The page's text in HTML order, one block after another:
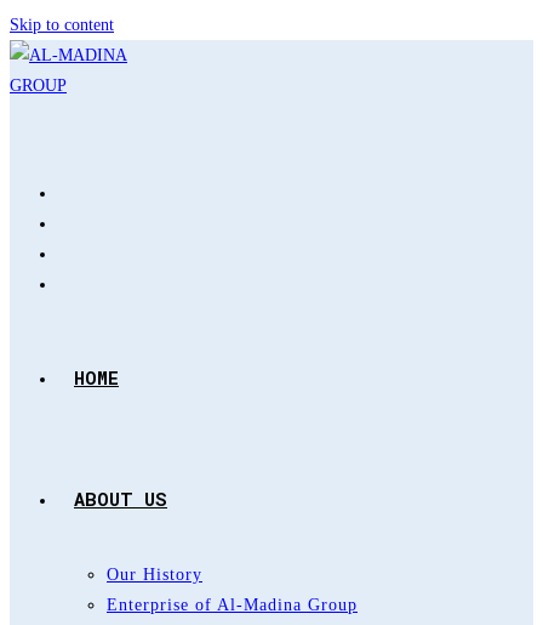
Skip to content
HOME
ABOUT US
Our History
Enterprise of Al-Madina Group